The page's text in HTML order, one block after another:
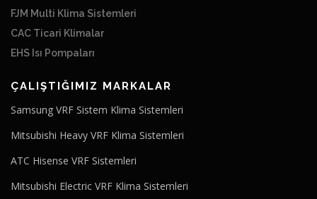
FJM Multi Klima Sistemleri
CAC Ticari Klimalar
EHS Isı Pompaları
ÇALIŞTIĞIMIZ MARKALAR
Samsung VRF Sistem Klima Sistemleri
Mitsubishi Heavy VRF Klima Sistemleri
ATC Hisense VRF Sistemleri
Mitsubishi Electric VRF Klima Sistemleri